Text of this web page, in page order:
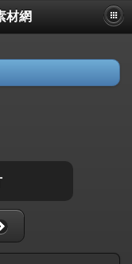
材網